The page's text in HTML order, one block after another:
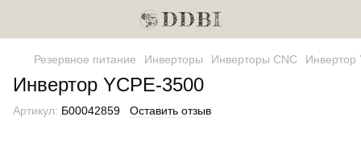
Резервное питание Инверторы Инверторы CNC Инвертор
Инвертор YCPE-3500
Артикул: Б00042859 Оставить отзыв